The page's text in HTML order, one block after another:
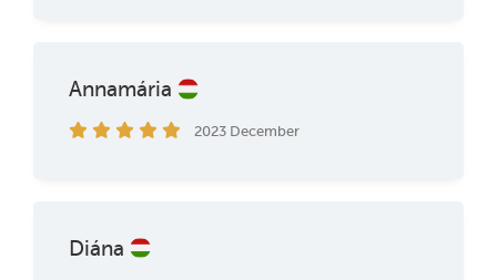
Annamária
2023 December
Diána